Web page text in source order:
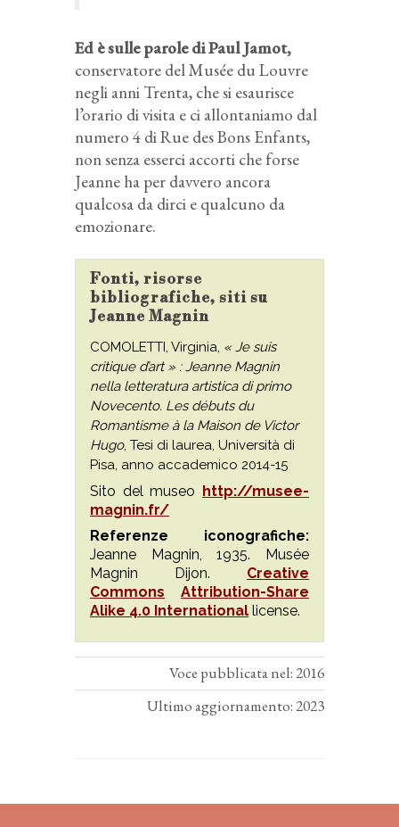
Ed è sulle parole di Paul Jamot,
conservatore del Musée du Louvre
negli anni Trenta, che si esaurisce
l’orario di visita e ci allontaniamo dal
numero 4 di Rue des Bons Enfants,
non senza esserci accorti che forse
Jeanne ha per davvero ancora
qualcosa da dirci e qualcuno da
emozionare.
Fonti, risorse
bibliografiche, siti su
Jeanne Magnin
COMOLETTI, Virginia, « Je suis
critique d’art » : Jeanne Magnin
nella letteratura artistica di primo
Novecento. Les débuts du
Romantisme à la Maison de Victor
Hugo, Tesi di laurea, Università di
Pisa, anno accademico 2014-15
Sito del museo http://musee-
magnin.fr/
Referenze iconografiche:
Jeanne Magnin, 1935. Musée
Magnin Dijon. Creative
Commons
Attribution-Share
Alike 4.0 International license.
Voce pubblicata nel: 2016
Ultimo aggiornamento: 2023